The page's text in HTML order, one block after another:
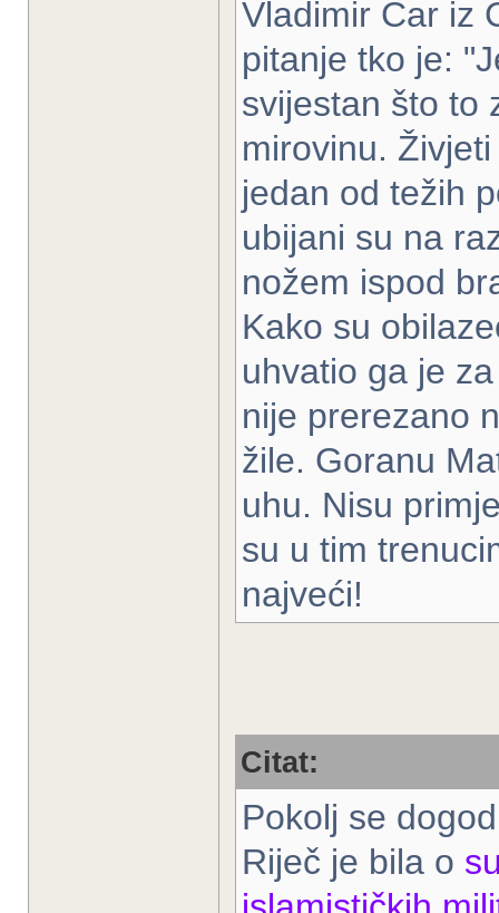
Vladimir Car iz
pitanje tko je:
svijestan što to
mirovinu.
jedan od težih
ubijani su na
nožem ispod
Kako su
uhvatio ga je
nije prerezano
žile. Goranu
uhu. Nisu
su u tim
najveći!
Citat:
Pokolj se
Riječ je bila o